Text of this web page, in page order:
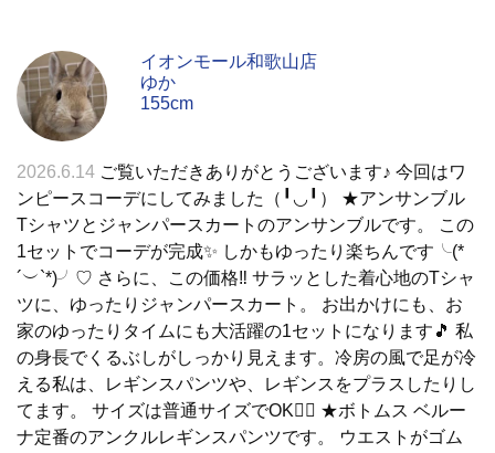
イオンモール和歌山店
ゆか
155cm
2026.6.14 ご覧いただきありがとうございます♪ 今回はワ
ンピースコーデにしてみました（╹◡╹） ★アンサンブル
Tシャツとジャンパースカートのアンサンブルです。 この
1セットでコーデが完成✨ しかもゆったり楽ちんです╰(*
´︶`*)╯♡ さらに、この価格‼️ サラッとした着心地のTシャ
ツに、ゆったりジャンパースカート。 お出かけにも、お
家のゆったりタイムにも大活躍の1セットになります🎵 私
の身長でくるぶしがしっかり見えます。冷房の風で足が冷
える私は、レギンスパンツや、レギンスをプラスしたりし
てます。 サイズは普通サイズでOK🙆‍♀️ ★ボトムス ベルー
ナ定番のアンクルレギンスパンツです。 ウエストがゴム